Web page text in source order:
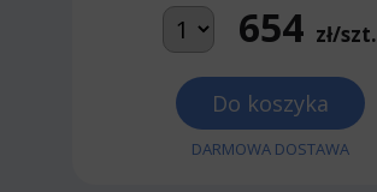
654 zł/szt.
Do koszyka
DARMOWA DOSTAWA